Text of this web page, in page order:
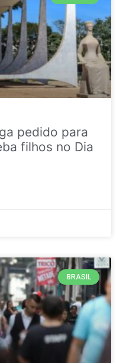
pedido para
filhos no Dia
BRASIL